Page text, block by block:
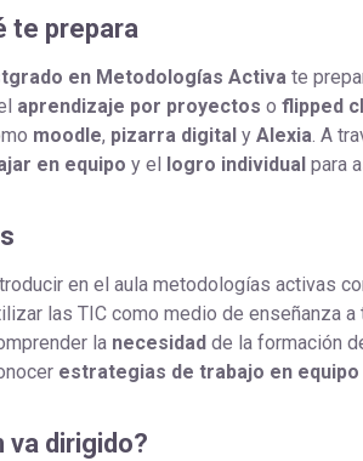
te prepara
en Metodologías Activa te
aprendizaje por proyectos o flipped
moodle, pizarra digital y Alexia. A
en equipo y el logro individual para
en el aula metodologías activas
las TIC como medio de enseñanza
la necesidad de la formación
estrategias de trabajo en equipo
va dirigido?